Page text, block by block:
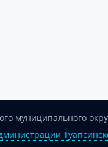
муниципального